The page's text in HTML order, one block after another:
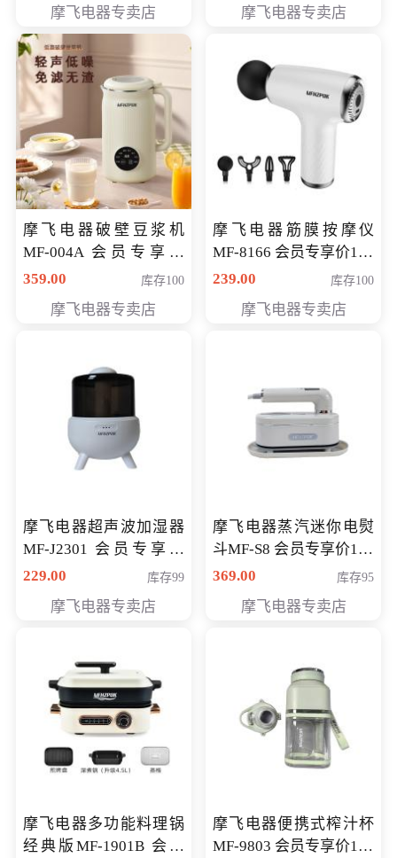
摩飞电器专卖店 摩飞电器专卖店
摩飞电器破壁豆浆机
MF-004A 会员专享价
168元
359.00 库存100
摩飞电器专卖店
摩飞电器筋膜按摩仪
MF-8166 会员专享价168
元
239.00 库存100
摩飞电器专卖店
摩飞电器超声波加湿器
MF-J2301 会员专享价
168元
229.00 库存99
摩飞电器专卖店
摩飞电器蒸汽迷你电熨
斗MF-S8 会员专享价168
元
369.00 库存95
摩飞电器专卖店
摩飞电器多功能料理锅
经典版MF-1901B 会员
摩飞电器便携式榨汁杯
MF-9803 会员专享价138